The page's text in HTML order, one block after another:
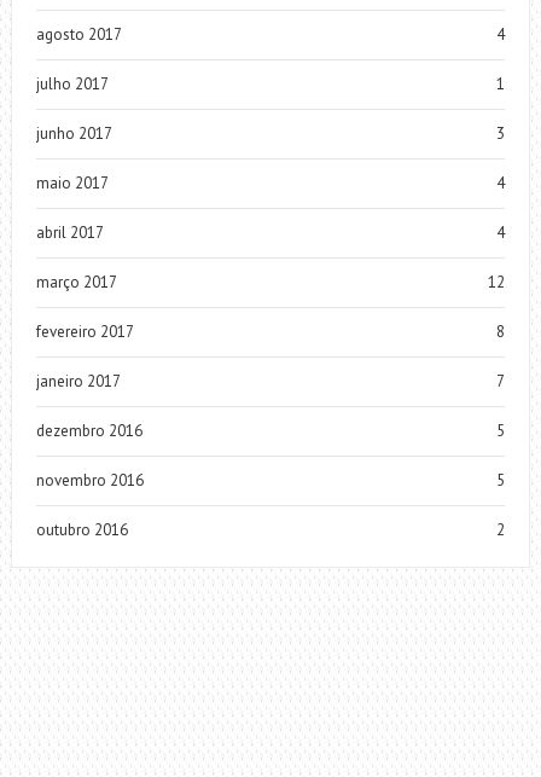
agosto 2017 4
julho 2017 1
junho 2017 3
maio 2017 4
abril 2017 4
março 2017 12
fevereiro 2017 8
janeiro 2017 7
dezembro 2016 5
novembro 2016 5
outubro 2016 2